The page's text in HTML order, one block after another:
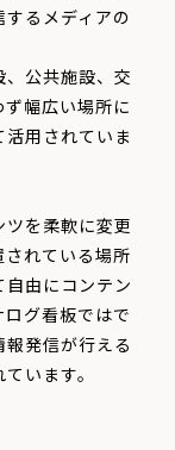
るメディアの
公共施設、交
幅広い場所に
用されていま
を柔軟に変更
れている場所
由にコンテン
グ看板ではで
発信が行える
います。